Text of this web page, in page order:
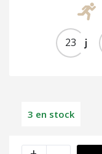
23 j
3 en stock